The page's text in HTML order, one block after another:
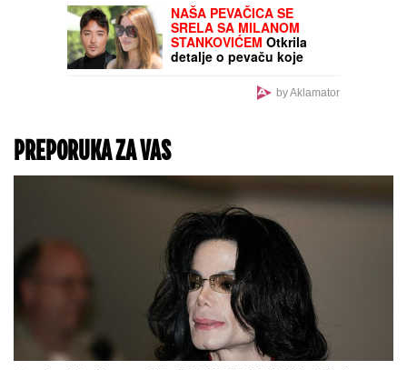
osveta
NAŠA PEVAČICA SE
SRELA SA MILANOM
STANKOVIĆEM Otkrila
detalje o pevaču koje
i njegov POVRATAK o
kom svi pričaju (VIDEO)
by Aklamator
PREPORUKA ZA VAS